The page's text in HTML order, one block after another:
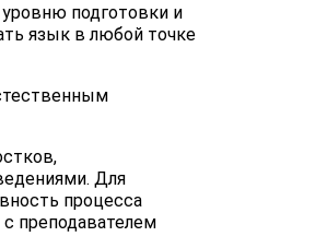
подготовки и
язык в любой точке
Для
процесса
преподавателем